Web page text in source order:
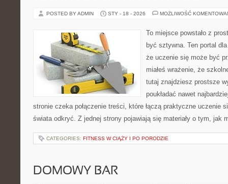
POSTED BY ADMIN STY - 18 - 2026 MOŻLIWOŚĆ
To miejsce powstało z
być sztywna. Ten portal
że uczenie się może być
miałeś wrażenie, że
tutaj znajdziesz prostsze
poukładać nawet
stronie czeka połączenie treści, które łączą praktyczne uczenie
świata odkryć. Z jednej strony pojawiają się materiały o tym, jak
CATEGORIES: FITNESS W CIĄŻY I PO PORODZIE
DOMOWY BAR